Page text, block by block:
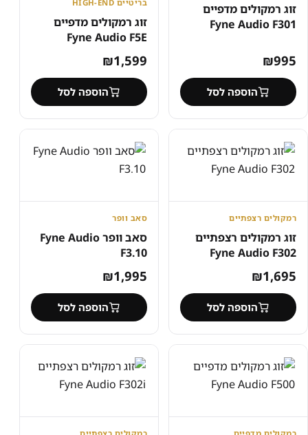
זוג רמקולים מדפיים
Fyne Audio F301
₪995
הוספה לסל
בריטיים HIGH-END
זוג רמקולים מדפיים
Fyne Audio F5E
₪1,599
הוספה לסל
רמקולים רצפתיים
זוג רמקולים רצפתיים
Fyne Audio F302
₪1,695
הוספה לסל
סאב וופר
סאב וופר Fyne Audio
F3.10
₪1,995
הוספה לסל